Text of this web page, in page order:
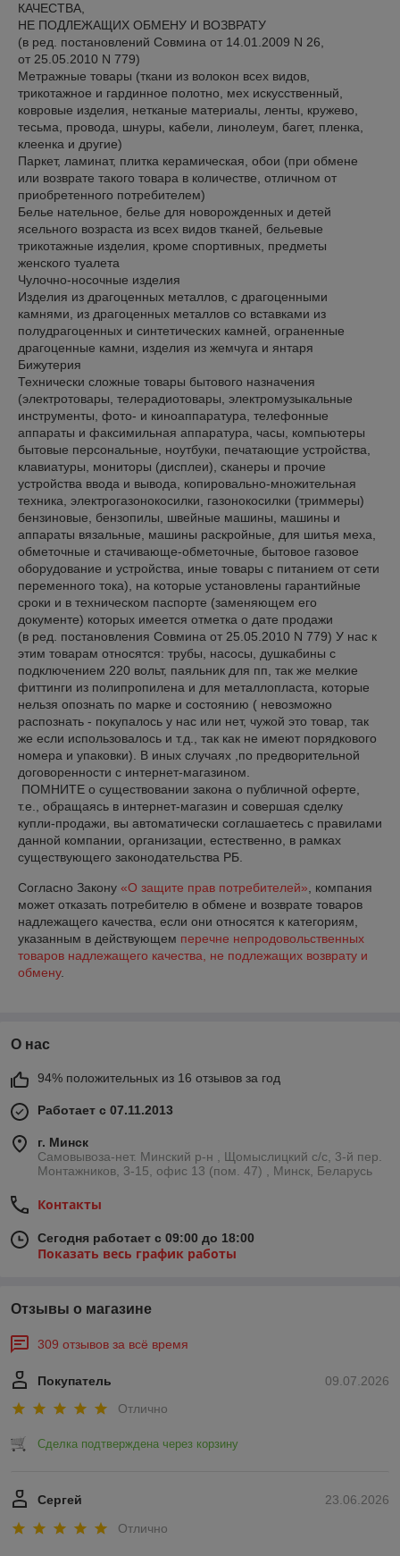
КАЧЕСТВА,
НЕ ПОДЛЕЖАЩИХ ОБМЕНУ И ВОЗВРАТУ
(в ред. постановлений Совмина от 14.01.2009 N 26,
от 25.05.2010 N 779)
Метражные товары (ткани из волокон всех видов,
трикотажное и гардинное полотно, мех искусственный,
ковровые изделия, нетканые материалы, ленты, кружево,
тесьма, провода, шнуры, кабели, линолеум, багет, пленка,
клеенка и другие)
Паркет, ламинат, плитка керамическая, обои (при обмене
или возврате такого товара в количестве, отличном от
приобретенного потребителем)
Белье нательное, белье для новорожденных и детей
ясельного возраста из всех видов тканей, бельевые
трикотажные изделия, кроме спортивных, предметы
женского туалета
Чулочно-носочные изделия
Изделия из драгоценных металлов, с драгоценными
камнями, из драгоценных металлов со вставками из
полудрагоценных и синтетических камней, ограненные
драгоценные камни, изделия из жемчуга и янтаря
Бижутерия
Технически сложные товары бытового назначения
(электротовары, телерадиотовары, электромузыкальные
инструменты, фото- и киноаппаратура, телефонные
аппараты и факсимильная аппаратура, часы, компьютеры
бытовые персональные, ноутбуки, печатающие устройства,
клавиатуры, мониторы (дисплеи), сканеры и прочие
устройства ввода и вывода, копировально-множительная
техника, электрогазонокосилки, газонокосилки (триммеры)
бензиновые, бензопилы, швейные машины, машины и
аппараты вязальные, машины раскройные, для шитья меха,
обметочные и стачивающе-обметочные, бытовое газовое
оборудование и устройства, иные товары с питанием от сети
переменного тока), на которые установлены гарантийные
сроки и в техническом паспорте (заменяющем его
документе) которых имеется отметка о дате продажи
(в ред. постановления Совмина от 25.05.2010 N 779) У нас к
этим товарам относятся: трубы, насосы, душкабины с
подключением 220 вольт, паяльник для пп, так же мелкие
фиттинги из полипропилена и для металлопласта, которые
нельзя опознать по марке и состоянию ( невозможно
распознать - покупалось у нас или нет, чужой это товар, так
же если использовалось и т.д., так как не имеют порядкового
номера и упаковки). В иных случаях ,по предворительной
договоренности с интернет-магазином.
т.е., обращаясь в интернет-магазин и совершая сделку
купли-продажи, вы автоматически соглашаетесь с правилами
данной компании, организации, естественно, в рамках
существующего законодательства РБ.
Согласно Закону «О защите прав потребителей» , компания
может отказать потребителю в обмене и возврате товаров
надлежащего качества, если они относятся к категориям,
указанным в действующем перечне непродовольственных
товаров надлежащего качества, не подлежащих возврату и
обмену.
О нас
94% положительных из 16 отзывов за год
Работает с 07.11.2013
г. Минск
Самовывоза-нет. Минский р-н , Щомыслицкий с/с, 3-й пер.
Монтажников, 3-15, офис 13 (пом. 47) , Минск, Беларусь
Контакты
Сегодня работает с 09:00 до 18:00
Показать весь график работы
Отзывы о магазине
309 отзывов за всё время
09.07.2026
Покупатель
Отлично
Сделка подтверждена через корзину
23.06.2026
Сергей
Отлично